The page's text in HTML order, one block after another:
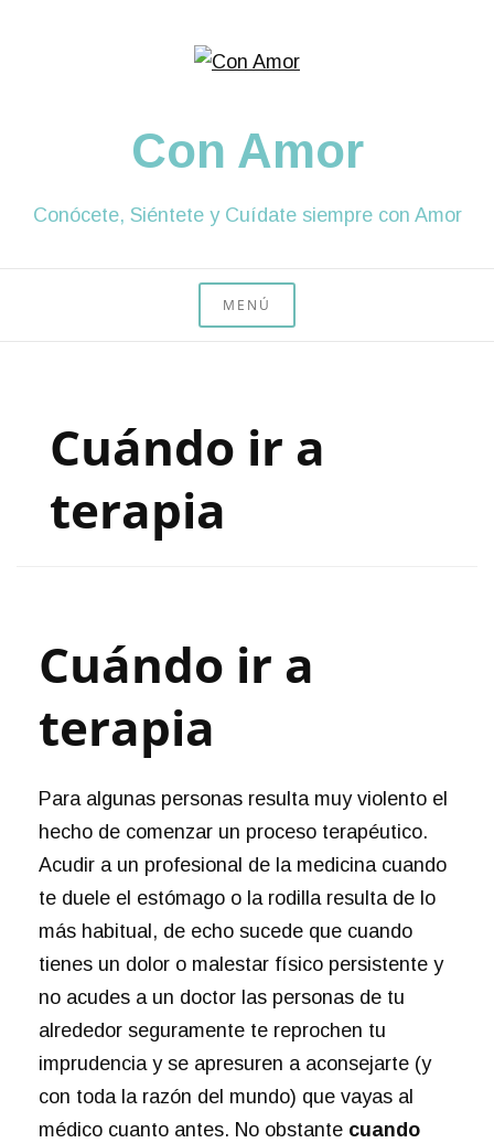
Con Amor
Conócete, Siéntete y Cuídate siempre con Amor
MENÚ
Cuándo ir a
terapia
Cuándo ir a
terapia
Para algunas personas resulta muy violento el
hecho de comenzar un proceso terapéutico.
Acudir a un profesional de la medicina cuando
te duele el estómago o la rodilla resulta de lo
más habitual, de echo sucede que cuando
tienes un dolor o malestar físico persistente y
no acudes a un doctor las personas de tu
alrededor seguramente te reprochen tu
imprudencia y se apresuren a aconsejarte (y
con toda la razón del mundo) que vayas al
médico cuanto antes. No obstante cuando